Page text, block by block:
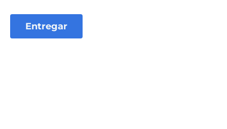
Entregar